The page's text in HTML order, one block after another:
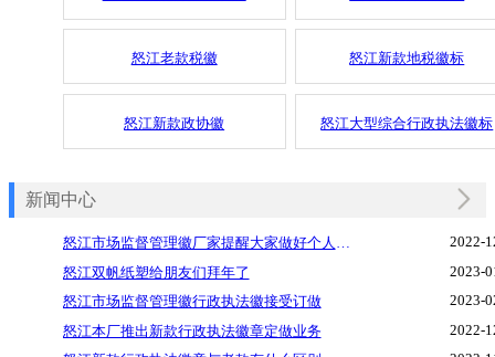
怒江老款税徽 怒江新款地税徽标
怒江新款政协徽 怒江大型综合行政执法徽标
新闻中心
怒江市场监督管理徽厂家提醒大家做好个人防护
2022-
怒江双帆纸塑给朋友们拜年了
2023-
怒江市场监督管理徽行政执法徽接受订做
2023-
怒江本厂推出新款行政执法徽章定做业务
2022-